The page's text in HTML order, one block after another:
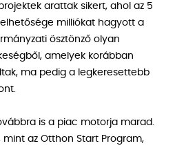
arattak sikert, ahol az 5
milliókat hagyott a
ösztönző olyan
amelyek korábban
ma pedig a legkeresettebb
is a piac motorja marad.
az Otthon Start Program,